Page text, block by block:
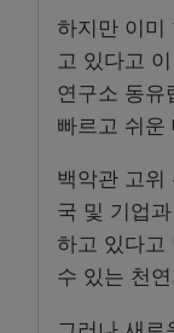
하지만 이미
고 있다고
연구소 동유
빠르고 쉬운
백악관 고위
국 및 기업
하고 있다고
수 있는 천